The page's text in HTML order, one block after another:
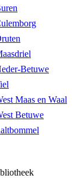
Betuwe
Maas en Waal
Betuwe